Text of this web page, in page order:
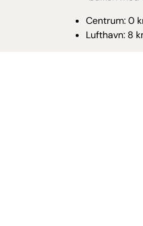
Centrum: 0
Lufthavn: 8